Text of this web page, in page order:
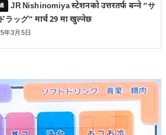
JR Nishinomiya स्टेशनको उत्तरतर्फ बन्ने “サ
ラッグ” मार्च 29 मा खुल्नेछ
年3月5日